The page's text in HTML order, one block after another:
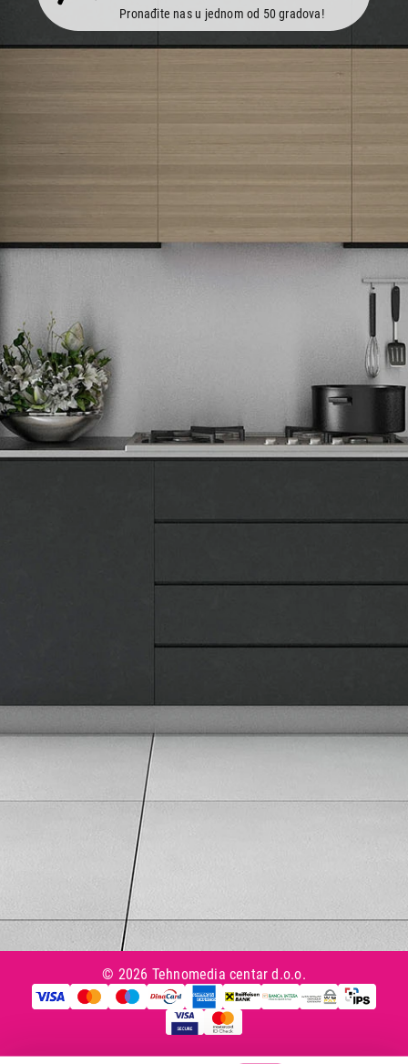
Pronađite nas u jednom od 50 gradova!
Tehnomedia
O nama
Naše prodavnice
Korisnički servis
Reklamacije i servis
Pratite nas na društvenim mrežama
© 2026 Tehnomedia centar d.o.o.